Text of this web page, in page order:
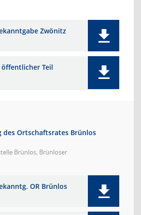
Zwönitz
Teil
Ortschaftsrates Brünlos
Brünlos, Brünloser
OR Brünlos